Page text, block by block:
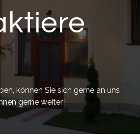
können Sie sich gerne an uns
gerne weiter!